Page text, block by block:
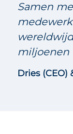
Samen
miljoenen
Dries